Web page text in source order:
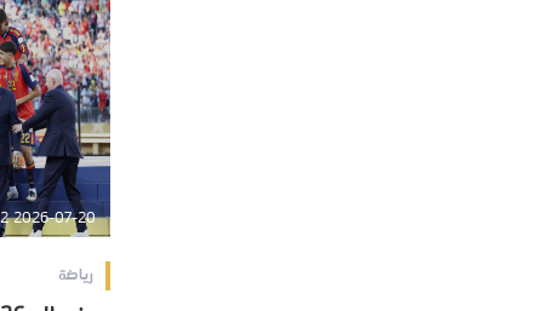
2026-07-20 17:04:52
رياضة